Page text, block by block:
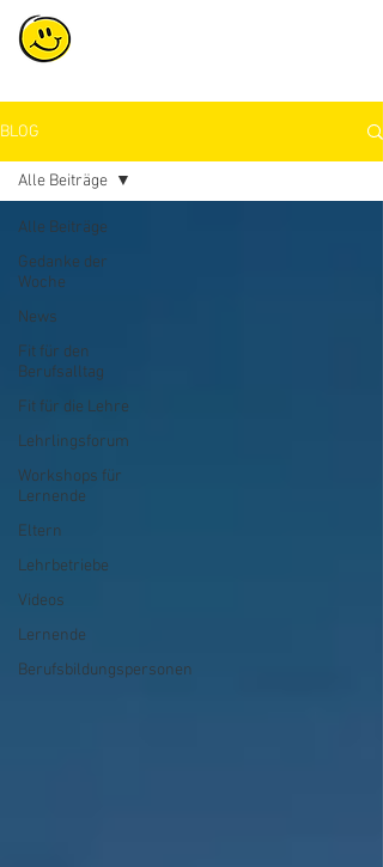
BLOG
Alle Beiträge
Gedanke der
Woche
News
Fit für den
Berufsalltag
Fit für die Lehre
Lehrlingsforum
Workshops für
Lernende
Eltern
Lehrbetriebe
Videos
Lernende
Berufsbildungspersonen
Alle Beiträge